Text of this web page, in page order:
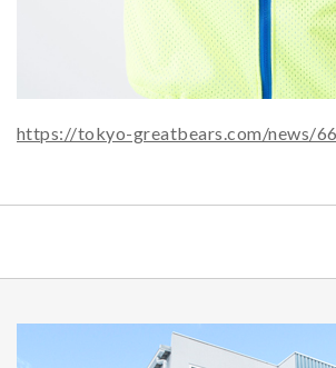
https://tokyo-greatbears.com/news/